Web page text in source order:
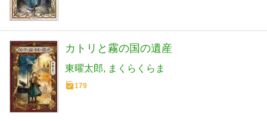
カトリと霧の国の遺産
東曜太郎 まくらくらま
179